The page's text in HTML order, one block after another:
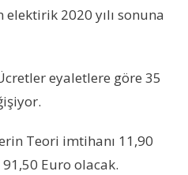
2020 yılı sonuna
eyaletlere göre 35
Teori imtihanı 11,90
Euro olacak.